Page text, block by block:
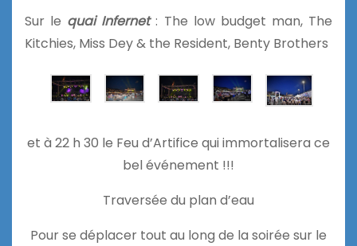
Sur le quai Infernet: The low budget man, The
Kitchies, Miss Dey & the Resident, Benty Brothers
et à 22 h 30 le Feu d’Artifice qui immortalisera ce
bel événement !!!
Traversée du plan d’eau
Pour se déplacer tout au long de la soirée sur le